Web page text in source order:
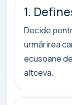
1.
Decide
urmărirea
ecusoane
altceva.